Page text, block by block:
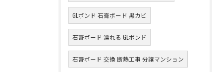
GLボンド 石膏ボード 黒カビ
石膏ボード 濡れる GLボンド
石膏ボード 交換 断熱工事 分譲マンション